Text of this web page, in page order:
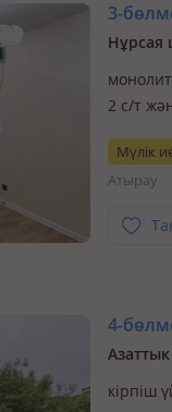
3-
Нұрсая
2 с/т
Нурсая
Мүлік
Атырау
4-
кірпіш